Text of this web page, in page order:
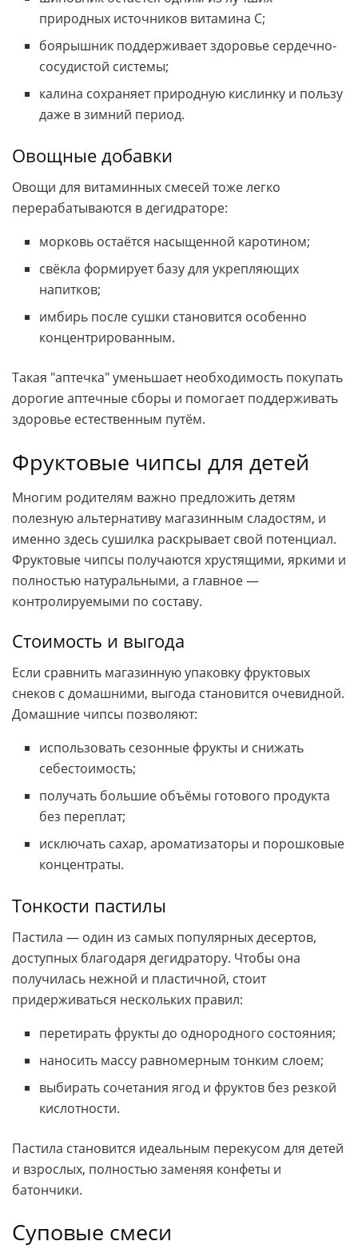
природных источников витамина С;
боярышник поддерживает здоровье сердечно-
сосудистой системы;
калина сохраняет природную кислинку и пользу
даже в зимний период.
Овощные добавки
Овощи для витаминных смесей тоже легко
перерабатываются в дегидраторе:
морковь остаётся насыщенной каротином;
свёкла формирует базу для укрепляющих
напитков;
имбирь после сушки становится особенно
концентрированным.
Такая "аптечка" уменьшает необходимость покупать
дорогие аптечные сборы и помогает поддерживать
здоровье естественным путём.
Фруктовые чипсы для детей
Многим родителям важно предложить детям
полезную альтернативу магазинным сладостям, и
именно здесь сушилка раскрывает свой потенциал.
Фруктовые чипсы получаются хрустящими, яркими и
полностью натуральными, а главное —
контролируемыми по составу.
Стоимость и выгода
Если сравнить магазинную упаковку фруктовых
снеков с домашними, выгода становится очевидной.
Домашние чипсы позволяют:
использовать сезонные фрукты и снижать
себестоимость;
получать большие объёмы готового продукта
без переплат;
исключать сахар, ароматизаторы и порошковые
концентраты.
Тонкости пастилы
Пастила — один из самых популярных десертов,
доступных благодаря дегидратору. Чтобы она
получилась нежной и пластичной, стоит
придерживаться нескольких правил:
перетирать фрукты до однородного состояния;
наносить массу равномерным тонким слоем;
выбирать сочетания ягод и фруктов без резкой
кислотности.
Пастила становится идеальным перекусом для детей
и взрослых, полностью заменяя конфеты и
батончики.
Суповые смеси